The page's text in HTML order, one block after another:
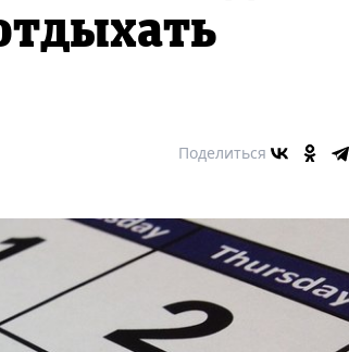
Поделиться